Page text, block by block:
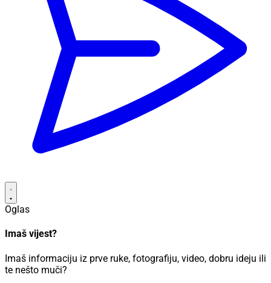
Oglas
Imaš vijest?
Imaš informaciju iz prve ruke, fotografiju, video, dobru ideju ili
te nešto muči?